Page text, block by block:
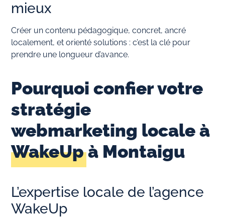
mieux
Créer un contenu pédagogique, concret, ancré
localement, et orienté solutions : c’est la clé pour
prendre une longueur d’avance.
Pourquoi confier votre
stratégie
webmarketing locale à
WakeUp à Montaigu
L’expertise locale de l’agence
WakeUp